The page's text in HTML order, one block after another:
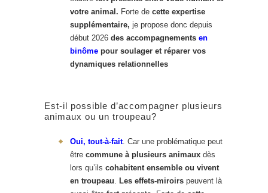
votre animal. Forte de cette expertise
supplémentaire, je propose donc depuis
début 2026 des accompagnements en
binôme pour soulager et réparer vos
dynamiques relationnelles
Est-il possible d’accompagner plusieurs
animaux ou un troupeau?
Oui, tout-à-fait. Car une problématique peut
être commune à plusieurs animaux dès
lors qu’ils cohabitent ensemble ou vivent
en troupeau. Les effets-miroirs peuvent là